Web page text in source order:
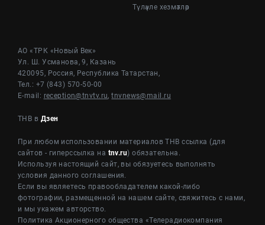
Түләүле хезмәтләр
АО «ТРК «Новый Век»
Ул. Ш. Усманова, 9, Казань
420095, Россия, Республика Татарстан,
Тел.: +7 (843) 570-50-00
E-mail: reception@tnvtv.ru,tnvnews@mail.ru
ТНВ в Дзен
При любом использовании материалов ТНВ ссылка (для
сайтов - гиперссылка на tnv.ru) обязательна.
Используя настоящий сайт, вы обязуетесь выполнять
условия данного соглашения.
Если вы являетесь правообладателем какой-либо
фотографии, размещенной на нашем сайте, свяжитесь с нами,
и мы укажем авторство.
Политика Акционерного общества «Телерадиокомпания